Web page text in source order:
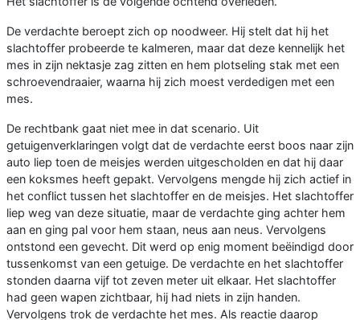
De verdachte beroept zich op noodweer. Hij stelt dat hij het
slachtoffer probeerde te kalmeren, maar dat deze kennelijk het
mes in zijn nektasje zag zitten en hem plotseling stak met een
schroevendraaier, waarna hij zich moest verdedigen met een
mes.
De rechtbank gaat niet mee in dat scenario. Uit
getuigenverklaringen volgt dat de verdachte eerst boos naar zijn
auto liep toen de meisjes werden uitgescholden en dat hij daar
een koksmes heeft gepakt. Vervolgens mengde hij zich actief in
het conflict tussen het slachtoffer en de meisjes. Het slachtoffer
liep weg van deze situatie, maar de verdachte ging achter hem
aan en ging pal voor hem staan, neus aan neus. Vervolgens
ontstond een gevecht. Dit werd op enig moment beëindigd door
tussenkomst van een getuige. De verdachte en het slachtoffer
stonden daarna vijf tot zeven meter uit elkaar. Het slachtoffer
had geen wapen zichtbaar, hij had niets in zijn handen.
Vervolgens trok de verdachte het mes. Als reactie daarop